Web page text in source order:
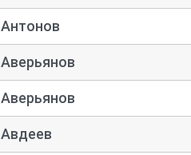
Антонов
Аверьянов
Аверьянов
Авдеев